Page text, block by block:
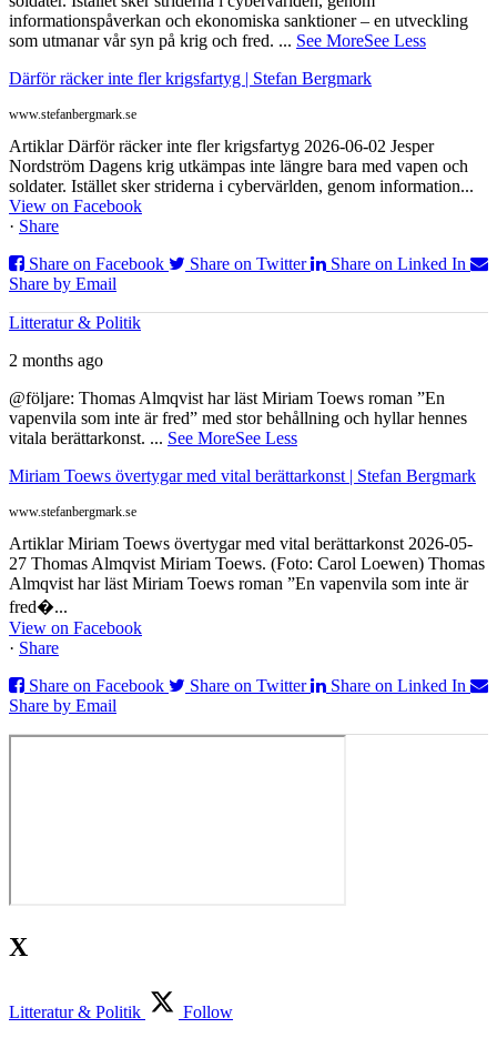
informationspåverkan och ekonomiska sanktioner – en utveckling
som utmanar vår syn på krig och fred. ... See MoreSee Less
Därför räcker inte fler krigsfartyg | Stefan Bergmark
www.stefanbergmark.se
Artiklar Därför räcker inte fler krigsfartyg 2026-06-02 Jesper
Nordström Dagens krig utkämpas inte längre bara med vapen och
soldater. Istället sker striderna i cybervärlden, genom information...
View on Facebook
· Share
Share on Facebook
Share on Twitter
Share on Linked In
Share by Email
Litteratur & Politik
2 months ago
@följare: Thomas Almqvist har läst Miriam Toews roman ”En
vapenvila som inte är fred” med stor behållning och hyllar hennes
vitala berättarkonst. ... See MoreSee Less
Miriam Toews övertygar med vital berättarkonst | Stefan Bergmark
www.stefanbergmark.se
Artiklar Miriam Toews övertygar med vital berättarkonst 2026-05-
27 Thomas Almqvist Miriam Toews. (Foto: Carol Loewen) Thomas
Almqvist har läst Miriam Toews roman ”En vapenvila som inte är
fred�...
View on Facebook
· Share
Share on Facebook
Share on Twitter
Share on Linked In
Share by Email
X
Litteratur & Politik
Follow